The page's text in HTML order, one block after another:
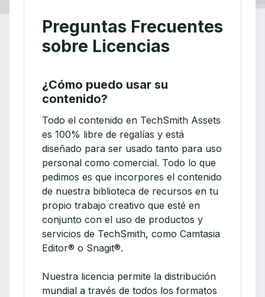
Preguntas Frecuentes
sobre Licencias
¿Cómo puedo usar su
contenido?
Todo el contenido en TechSmith Assets
es 100% libre de regalías y está
diseñado para ser usado tanto para uso
personal como comercial. Todo lo que
pedimos es que incorpores el contenido
de nuestra biblioteca de recursos en tu
propio trabajo creativo que esté en
conjunto con el uso de productos y
servicios de TechSmith, como Camtasia
Editor® o Snagit®.
Nuestra licencia permite la distribución
mundial a través de todos los formatos